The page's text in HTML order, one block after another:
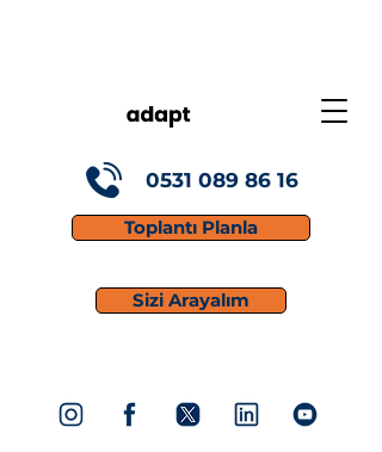
Toplantı Planla
Sizi Arayalım
0531 089 86 16